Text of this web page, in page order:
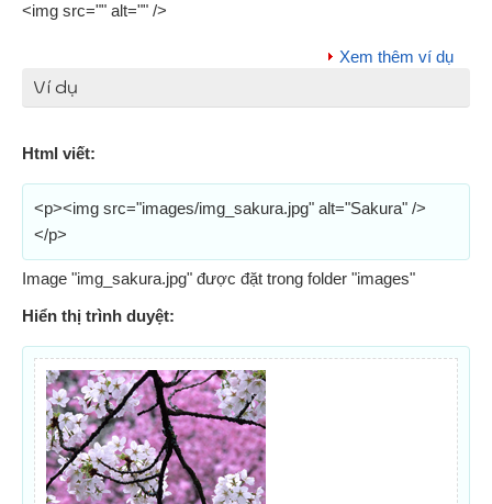
<img src="" alt="" />
Ví dụ
Xem thêm ví dụ
Html viết:
<p><img src="images/img_sakura.jpg" alt="Sakura" />
</p>
Image "img_sakura.jpg" được đặt trong folder "images"
Hiển thị trình duyệt: